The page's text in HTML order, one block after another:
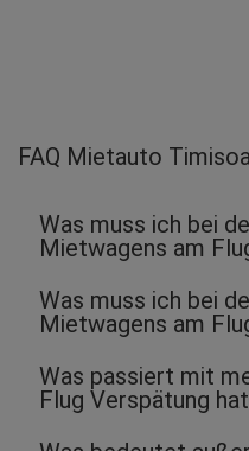
FAQ Mietauto
Was muss ich bei
Mietwagens am
Was muss ich bei
Mietwagens am
Was passiert mit
Flug Verspätung